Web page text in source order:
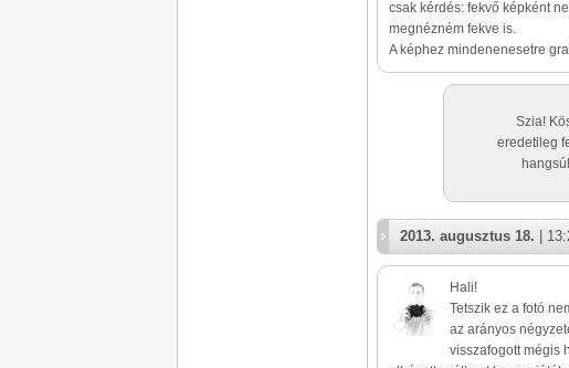
csak kérdés: fekvő képként
megnézném fekve is.
A képhez mindenenesetre
Szia!
eredetileg
2013. augusztus 18. |
Hali!
Tetszik ez a fotó
az arányos
visszafogott mégis